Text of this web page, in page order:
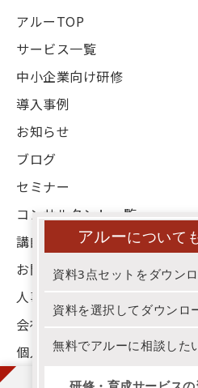
アルーについて
資料3点セットをダウン
資料を選択してダウンロ
無料でアルーに相談した
3分でわかる！アルー！
アルーTOP
サービス一覧
中小企業向け研修
導入事例
お知らせ
ブログ
セミナー
コンサルタント一覧
講師一覧
お問い合わせ
人事お役立ち資料
会社概要
個人情報保護方針